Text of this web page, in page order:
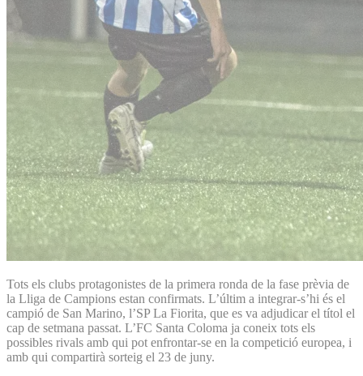
Tots els clubs protagonistes de la primera ronda de la fase prèvia de
la Lliga de Campions estan confirmats. L’últim a integrar-s’hi és el
campió de San Marino, l’SP La Fiorita, que es va adjudicar el títol el
cap de setmana passat. L’FC Santa Coloma ja coneix tots els
possibles rivals amb qui pot enfrontar-se en la competició europea, i
amb qui compartirà sorteig el 23 de juny.